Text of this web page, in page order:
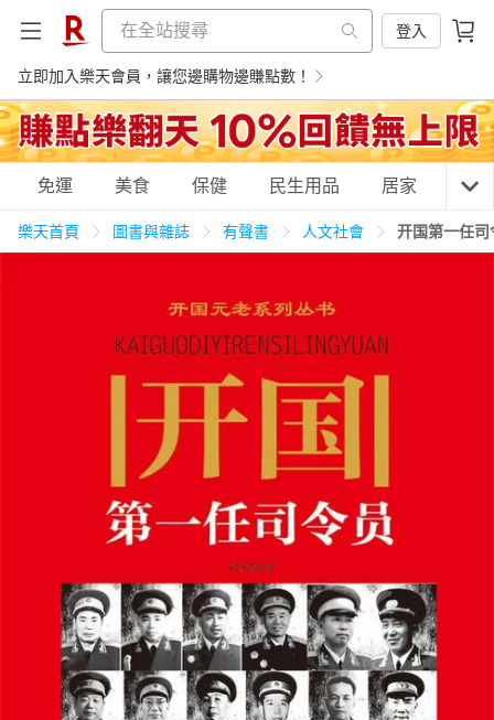
登入
立即加入樂天會員，讓您邊購物邊賺點數！
購物網分類
3C家電 運動休閒
男裝 化妝保養
電子/紙本書
HOT
免運 美食 保健 民生用品 居家 3C
樂天首頁 圖書與雜誌 有聲書 人文社會 开国第一任